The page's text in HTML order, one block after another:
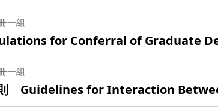
一組
for Conferral of Graduate
一組
則 Guidelines for Interaction